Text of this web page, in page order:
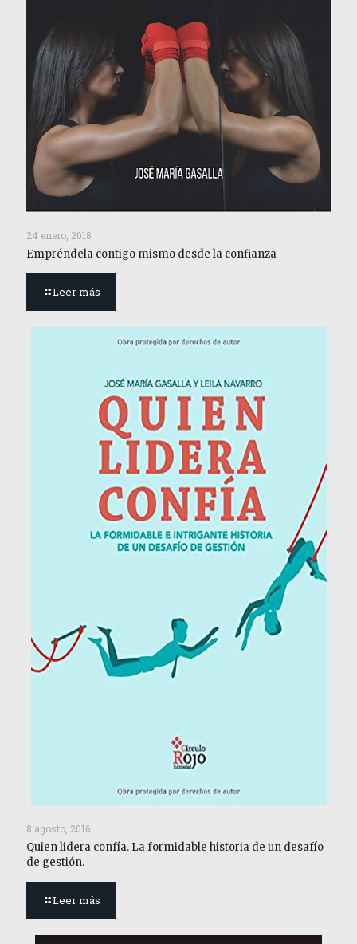
24 enero, 2018
Empréndela contigo mismo desde la confianza
Leer más
8 agosto, 2016
Quien lidera confía. La formidable historia de un desafío
de gestión.
Leer más